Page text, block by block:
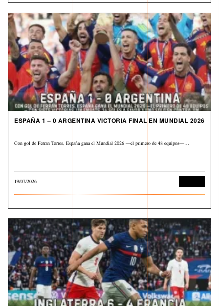
ESPAÑA 1 – 0 ARGENTINA VICTORIA FINAL EN MUNDIAL 2026
Con gol de Ferran Torres, España gana el Mundial 2026 —el primero de 48 equipos—…
19/07/2026